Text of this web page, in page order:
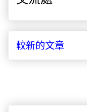
較新的文章